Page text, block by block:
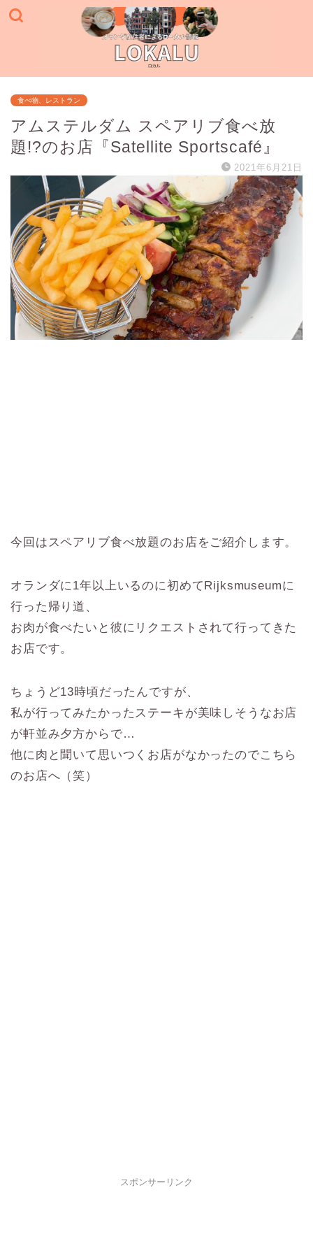
食べ物、レストラン
アムステルダム スペアリブ食べ放
題!?のお店『Satellite Sportscafé』
2021年6月21日
今回はスペアリブ食べ放題のお店をご紹介します。
オランダに1年以上いるのに初めてRijksmuseumに
行った帰り道、
お肉が食べたいと彼にリクエストされて行ってきた
お店です。
ちょうど13時頃だったんですが、
私が行ってみたかったステーキが美味しそうなお店
が軒並み夕方からで…
他に肉と聞いて思いつくお店がなかったのでこちら
のお店へ（笑）
スポンサーリンク